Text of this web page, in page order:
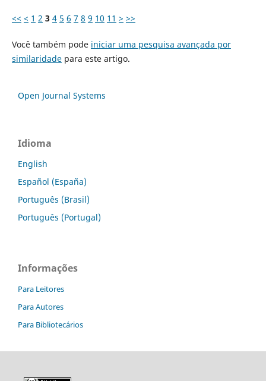
<< < 1 2 3 4 5 6 7 8 9 10 11 > >>
Você também pode iniciar uma pesquisa avançada por
similaridadepara este artigo.
Open Journal Systems
Idioma
English
Español (España)
Português (Brasil)
Português (Portugal)
Informações
Para Leitores
Para Autores
Para Bibliotecários